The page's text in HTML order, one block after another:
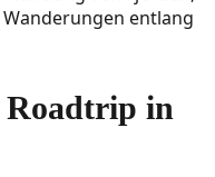
entlang
Roadtrip in